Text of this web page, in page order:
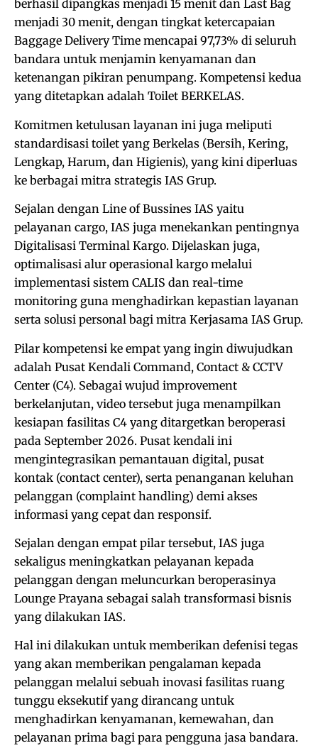
berhasil dipangkas menjadi 15 menit dan Last Bag
menjadi 30 menit, dengan tingkat ketercapaian
Baggage Delivery Time mencapai 97,73% di seluruh
bandara untuk menjamin kenyamanan dan
ketenangan pikiran penumpang. Kompetensi kedua
yang ditetapkan adalah Toilet BERKELAS.
Komitmen ketulusan layanan ini juga meliputi
standardisasi toilet yang Berkelas (Bersih, Kering,
Lengkap, Harum, dan Higienis), yang kini diperluas
ke berbagai mitra strategis IAS Grup.
Sejalan dengan Line of Bussines IAS yaitu
pelayanan cargo, IAS juga menekankan pentingnya
Digitalisasi Terminal Kargo. Dijelaskan juga,
optimalisasi alur operasional kargo melalui
implementasi sistem CALIS dan real-time
monitoring guna menghadirkan kepastian layanan
serta solusi personal bagi mitra Kerjasama IAS Grup.
Pilar kompetensi ke empat yang ingin diwujudkan
adalah Pusat Kendali Command, Contact & CCTV
Center (C4). Sebagai wujud improvement
berkelanjutan, video tersebut juga menampilkan
kesiapan fasilitas C4 yang ditargetkan beroperasi
pada September 2026. Pusat kendali ini
mengintegrasikan pemantauan digital, pusat
kontak (contact center), serta penanganan keluhan
pelanggan (complaint handling) demi akses
informasi yang cepat dan responsif.
Sejalan dengan empat pilar tersebut, IAS juga
sekaligus meningkatkan pelayanan kepada
pelanggan dengan meluncurkan beroperasinya
Lounge Prayana sebagai salah transformasi bisnis
yang dilakukan IAS.
Hal ini dilakukan untuk memberikan defenisi tegas
yang akan memberikan pengalaman kepada
pelanggan melalui sebuah inovasi fasilitas ruang
tunggu eksekutif yang dirancang untuk
menghadirkan kenyamanan, kemewahan, dan
pelayanan prima bagi para pengguna jasa bandara.